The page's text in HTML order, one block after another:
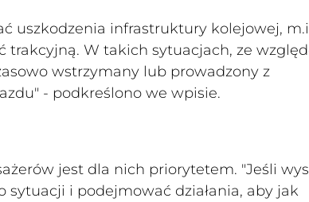
uszkodzenia infrastruktury kolejowej,
trakcyjną. W takich sytuacjach, ze
wstrzymany lub prowadzony z
- podkreślono we wpisie.
jest dla nich priorytetem. "Jeśli
i podejmować działania, aby jak